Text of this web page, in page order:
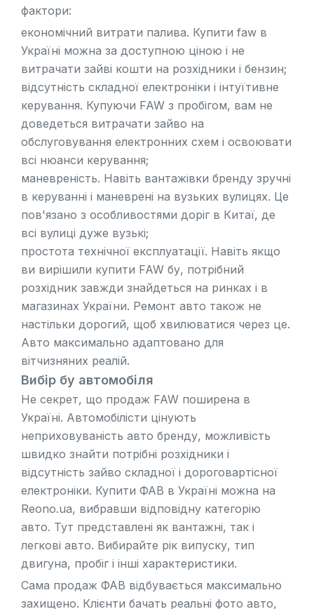
фактори:
економічний витрати палива. Купити faw в
Україні можна за доступною ціною і не
витрачати зайві кошти на розхідники і бензин;
відсутність складної електроніки і інтуїтивне
керування. Купуючи FAW з пробігом, вам не
доведеться витрачати зайво на
обслуговування електронних схем і освоювати
всі нюанси керування;
маневреність. Навіть вантажівки бренду зручні
в керуванні і маневрені на вузьких вулицях. Це
пов'язано з особливостями доріг в Китаї, де
всі вулиці дуже вузькі;
простота технічної експлуатації. Навіть якщо
ви вирішили купити FAW бу, потрібний
розхідник завжди знайдеться на ринках і в
магазинах України. Ремонт авто також не
настільки дорогий, щоб хвилюватися через це.
Авто максимально адаптовано для
вітчизняних реалій.
Вибір бу автомобіля
Не секрет, що продаж FAW поширена в
Україні. Автомобілісти цінують
неприховуваність авто бренду, можливість
швидко знайти потрібні розхідники і
відсутність зайво складної і дороговартісної
електроніки. Купити ФАВ в Україні можна на
Reono.ua, вибравши відповідну категорію
авто. Тут представлені як вантажні, так і
легкові авто. Вибирайте рік випуску, тип
двигуна, пробіг і інші характеристики.
Сама продаж ФАВ відбувається максимально
захищено. Клієнти бачать реальні фото авто,